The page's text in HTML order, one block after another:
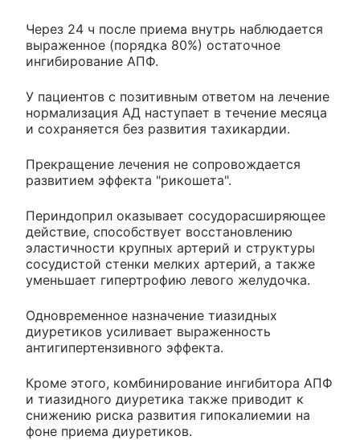
Через 24 ч после приема внутрь наблюдается
выраженное (порядка 80%) остаточное
ингибирование АПФ.
У пациентов с позитивным ответом на лечение
нормализация АД наступает в течение месяца
и сохраняется без развития тахикардии.
Прекращение лечения не сопровождается
развитием эффекта "рикошета".
Периндоприл оказывает сосудорасширяющее
действие, способствует восстановлению
эластичности крупных артерий и структуры
сосудистой стенки мелких артерий, а также
уменьшает гипертрофию левого желудочка.
Одновременное назначение тиазидных
диуретиков усиливает выраженность
антигипертензивного эффекта.
Кроме этого, комбинирование ингибитора АПФ
и тиазидного диуретика также приводит к
снижению риска развития гипокалиемии на
фоне приема диуретиков.